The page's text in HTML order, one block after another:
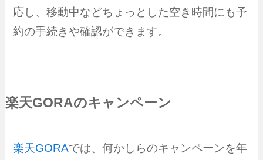
応し、移動中などちょっとした空き時間にも予
約の手続きや確認ができます。
楽天GORAのキャンペーン
楽天GORAでは、何かしらのキャンペーンを年